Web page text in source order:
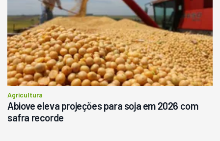
Agricultura
Abiove eleva projeções para soja em 2026 com
safra recorde